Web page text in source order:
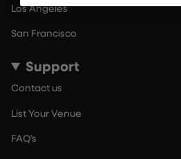
Los Angeles
San Francisco
Support
Contact us
List Your Venue
FAQ’s